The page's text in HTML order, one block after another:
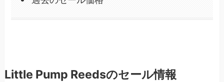
Little Pump Reedsのセール情報